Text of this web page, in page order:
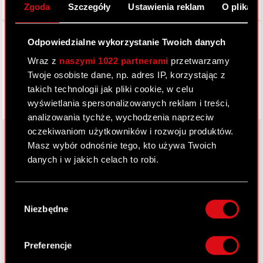
Zgoda Szczegóły Ustawienia reklam O
Odpowiedzialne wykorzystanie Twoich danych
Wraz z naszymi 1022 partnerami przetwarzamy
Twoje osobiste dane, np. adres IP, korzystając z
takich technologii jak pliki cookie, w celu
wyświetlania spersonalizowanych reklam i treści,
analizowania tychże, wychodzenia naprzeciw
oczekiwaniom użytkowników i rozwoju produktów.
Masz wybór odnośnie tego, kto używa Twoich
danych i w jakich celach to robi.
Gromadzić dane dotyczące Twojej
lokalizacji geograficznej z dokładnością nawet
Identyfikować Twoje urządzenie, aktywnie
analizując charakteryzującego je zbiory
zgody
Niezbędne
Preferencje
O CD PROJEKT
Nasz biznes